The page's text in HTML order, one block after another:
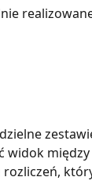
widok